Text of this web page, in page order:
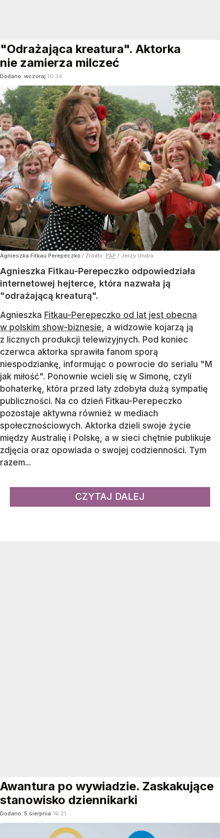
"Odrażająca kreatura". Aktorka
nie zamierza milczeć
Dodano: wczoraj 10:34
Agnieszka Fitkau Perepeczko / Źródło: PAP / Jerzy Undro
Agnieszka Fitkau-Perepeczko odpowiedziała
internetowej hejterce, która nazwała ją
"odrażającą kreaturą".
Agnieszka Fitkau-Perepeczko od lat jest obecna
w polskim show-biznesie , a widzowie kojarzą ją
z licznych produkcji telewizyjnych. Pod koniec
czerwca aktorka sprawiła fanom sporą
niespodziankę, informując o powrocie do serialu "M
jak miłość". Ponownie wcieli się w Simonę, czyli
bohaterkę, która przed laty zdobyła dużą sympatię
publiczności. Na co dzień Fitkau-Perepeczko
pozostaje aktywna również w mediach
społecznościowych. Aktorka dzieli swoje życie
między Australię i Polskę, a w sieci chętnie publikuje
zdjęcia oraz opowiada o swojej codzienności. Tym
razem...
CZYTAJ DALEJ
Awantura po wywiadzie. Zaskakujące
stanowisko dziennikarki
Dodano: 5 sierpnia 16:21